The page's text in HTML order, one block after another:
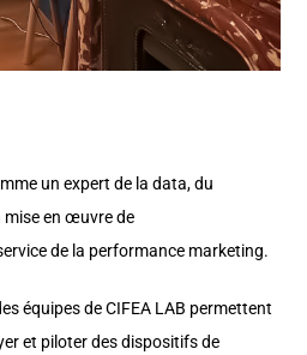
un expert de la data, du
mise en œuvre de
de la performance marketing.
équipes de CIFEA LAB permettent
et piloter des dispositifs de